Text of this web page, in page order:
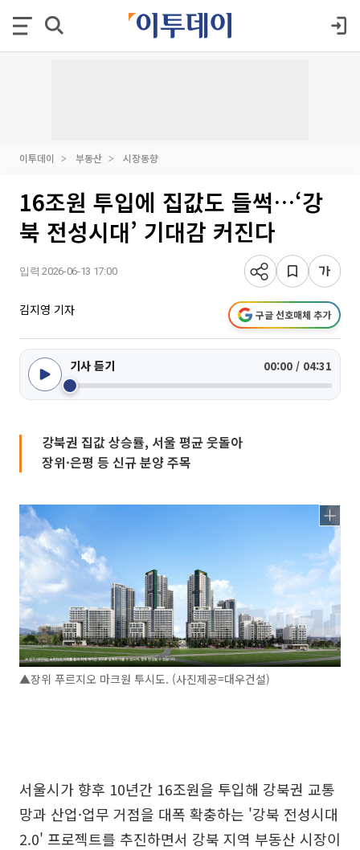
이투데이 부동산 시장동향
16조원 투입에 집값도 들썩…‘강
북 전성시대’ 기대감 커진다
입력 2026-06-13 17:00
김지영 기자 구글 선호매체 추가
기사 듣기 00:00 / 04:31
강북권 집값 상승률, 서울 평균 웃돌아
장위·은평 등 신규 분양 주목
▲장위 푸르지오 마크원 투시도. (사진제공=대우건설)
서울시가 향후 10년간 16조원을 투입해 강북권 교통
망과 산업·업무 거점을 대폭 확충하는 '강북 전성시대
2.0' 프로젝트를 추진하면서 강북 지역 부동산 시장이